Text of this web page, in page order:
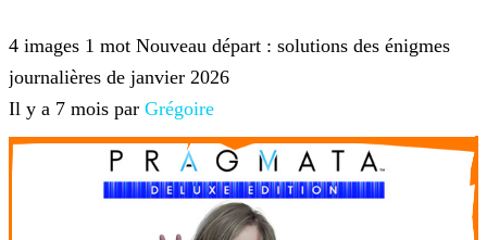
4 images 1 mot Nouveau départ : solutions des énigmes
journalières de janvier 2026
Il y a 7 mois par Grégoire